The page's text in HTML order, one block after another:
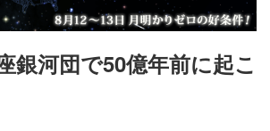
銀河団で50億年前に起こ